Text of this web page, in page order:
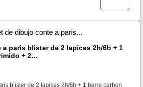
paris blister de 2 lapices 2h/6b + 1
+ 2...
blister de 2 lapices 2h/6b + 1 barra carbon